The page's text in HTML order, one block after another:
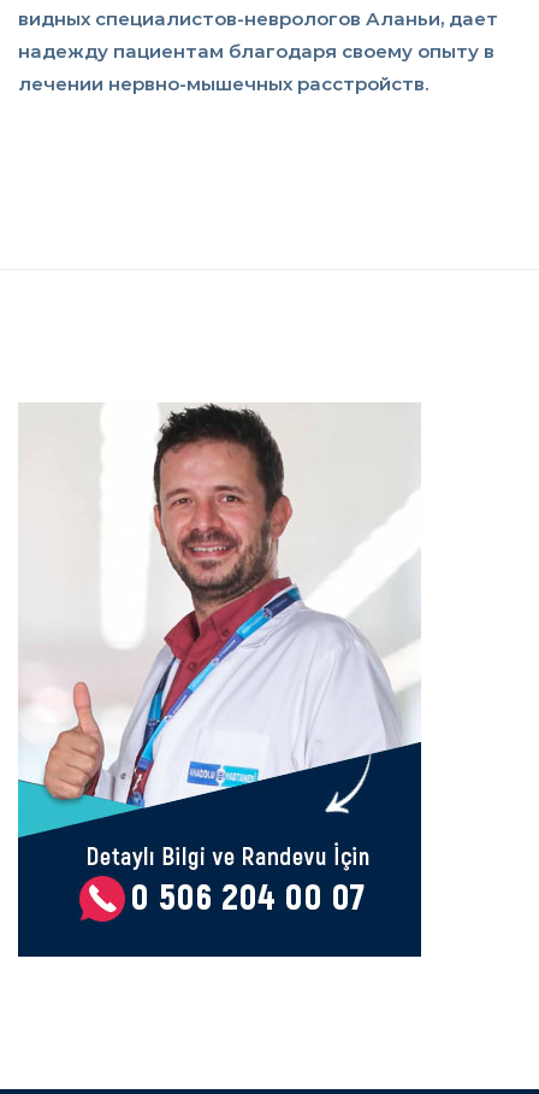
видных специалистов-неврологов Аланьи, дает
надежду пациентам благодаря своему опыту в
лечении нервно-мышечных расстройств.